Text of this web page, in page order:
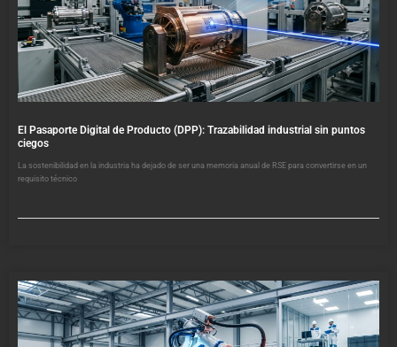
El Pasaporte Digital de Producto (DPP): Trazabilidad industrial sin puntos
ciegos
La sostenibilidad en la industria ha dejado de ser una memoria anual de RSE para convertirse en un
requisito técnico